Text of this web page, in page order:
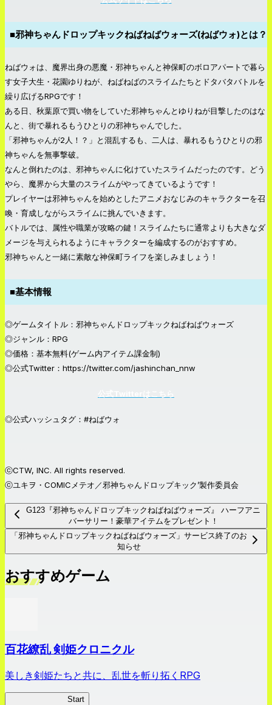
■邪神ちゃんドロップキックねばねばウォーズ(ねばウォ)とは？
ねばウォは、魔界出身の悪魔・邪神ちゃんと神保町のボロアパートで暮ら
す女子大生・花園ゆりねが、ねばねばのスライムたちとドタバタバトルを
繰り広げるRPGです！
ある日、秋葉原で買い物をしていた邪神ちゃんとゆりねが目撃したのはな
んと、街で暴れるもうひとりの邪神ちゃんでした。
「邪神ちゃんが2人！？」と混乱するも、二人は、暴れるもうひとりの邪
神ちゃんを無事撃破。
なんと倒れたのは、邪神ちゃんに化けていたスライムだったのです。どう
やら、魔界から大量のスライムがやってきているようです！
プレイヤーは邪神ちゃんを始めとしたアニメおなじみのキャラクターを召
喚・育成しながらスライムに挑んでいきます。
バトルでは、属性や職業が攻略の鍵！スライムたちに通常よりも大きなダ
メージを与えられるようにキャラクターを編成するのがおすすめ。
邪神ちゃんと一緒に素敵な神保町ライフを楽しみましょう！
■基本情報
◎ゲームタイトル：邪神ちゃんドロップキックねばねばウォーズ
◎ジャンル：RPG
◎価格：基本無料(ゲーム内アイテム課金制)
◎公式Twitter：https://twitter.com/jashinchan_nnw
◎公式ハッシュタグ：#ねばウォ
ⓒCTW, INC. All rights reserved.
ⓒユキヲ・COMICメテオ／邪神ちゃんドロップキック’製作委員会
G123『邪神ちゃんドロップキックねばねばウォーズ』 ハーフアニ
バーサリー！豪華アイテムをプレゼント！
「邪神ちゃんドロップキックねばねばウォーズ」サービス終了のお
知らせ
おすすめゲーム
百花繚乱 剣姫クロニクル
美しき剣姫たちと共に、乱世を斬り拓くRPG
Start